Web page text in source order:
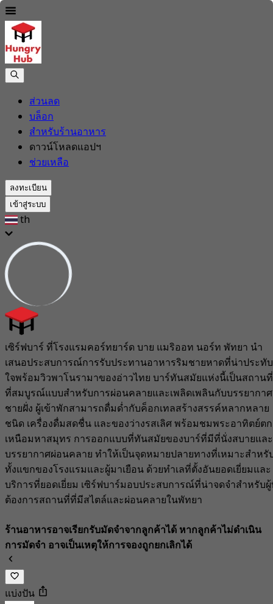
ส่วนลด
บล็อก
สำหรับร้านอาหาร
ดาวน์โหลดแอปฯ
ช่วยเหลือ
ลงทะเบียน
เข้าสู่ระบบ
th
เซิร์ฟบาร์ ที่โรงแรมคอร์ทยาร์ด บาย แมริออท นอร์ท พัทยา นำ
เสนอประสบการณ์การรับประทานอาหารริมชายหาดที่น่าประทับ
ใจพร้อมวิวพาโนรามาของอ่าวไทย บาร์ทันสมัยแห่งนี้เป็นสถานที่
ที่สมบูรณ์แบบสำหรับการผ่อนคลายและเพลิดเพลินกับบรรยากาศ
ชายฝั่ง ผู้เข้าพักสามารถดื่มด่ำกับค็อกเทลสร้างสรรค์หลากหลาย
ชนิด เครื่องดื่มสดชื่น และของว่างรสเลิศ พร้อมชมพระอาทิตย์ตก
เหนือมหาสมุทร การออกแบบที่ทันสมัยของบาร์ที่มีที่นั่งสบายและ
บรรยากาศผ่อนคลาย ทำให้เป็นจุดหมายปลายทางที่เหมาะสำหรั
ทั้งแขกของโรงแรมและผู้มาเยือน ด้วยทำเลที่ตั้งอันยอดเยี่ยมและ
บริการที่ยอดเยี่ยม เซิร์ฟบาร์มอบประสบการณ์ที่น่าจดจำสำหรับ
ต้องการสถานที่ที่มีสไตล์และผ่อนคลายในพัทยา
ร้านอาหารอาจเรียกรับมัดจำจากลูกค้าได้ หากลูกค้าไม่ดำเนิน
การมัดจำ อาจเป็นเหตุให้การจองถูกยกเลิกได้
แบ่งปัน